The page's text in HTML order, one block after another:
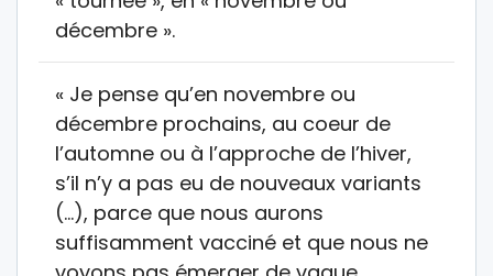
décembre ».
« Je pense qu’en novembre ou
décembre prochains, au coeur de
l’automne ou à l’approche de l’hiver,
s’il n’y a pas eu de nouveaux variants
(…), parce que nous aurons
suffisamment vacciné et que nous ne